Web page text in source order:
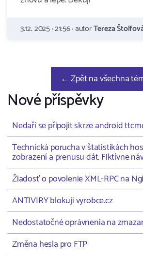
3.12. 2025 · 21:56 · autorTereza
← Zpět na všechna
Nové příspěvky
Nedaří se připojit skrze android
Technická porucha v štatistikách
zobrazení a prenusu dát. Fiktívne
Žiadosť o povolenie XML-RPC na
ANTIVIRY blokuji vyrobce.cz
Nedostatočné oprávnenia na
Změna hesla pro FTP